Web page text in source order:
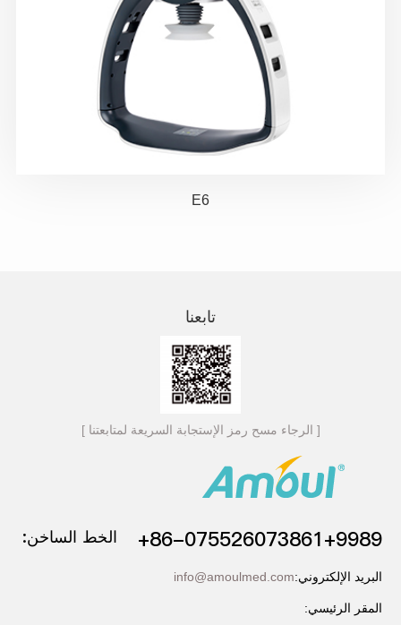
E6
تابعنا
[ الرجاء مسح رمز الإستجابة السریعة لمتابعتنا ]
الخط الساخن: +86-075526073861+9989
البرید الإلكتروني:info@amoulmed.com
المقر الرئیسي: